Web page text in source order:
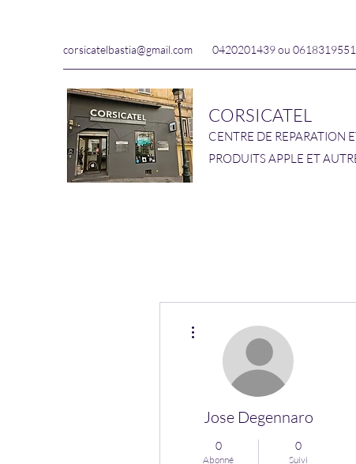
corsicatelbastia@gmail.com 0420201439 ou 0618319551
CORSICATEL
CENTRE DE REPARATION
PRODUITS APPLE ET
Jose Degennaro
0
Abonné
0
Suivi